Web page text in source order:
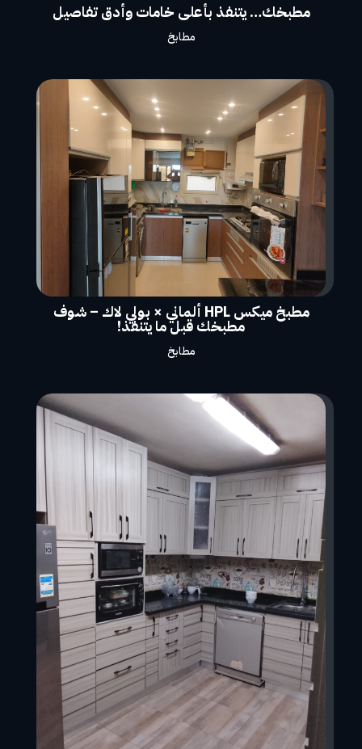
مطبخك… يتنفذ بأعلى خامات وأدق تفاصيل
مطابخ
مطبخ ميكس HPL ألماني × بولي لاك – شوف
مطبخك قبل ما يتنفذ!
مطابخ